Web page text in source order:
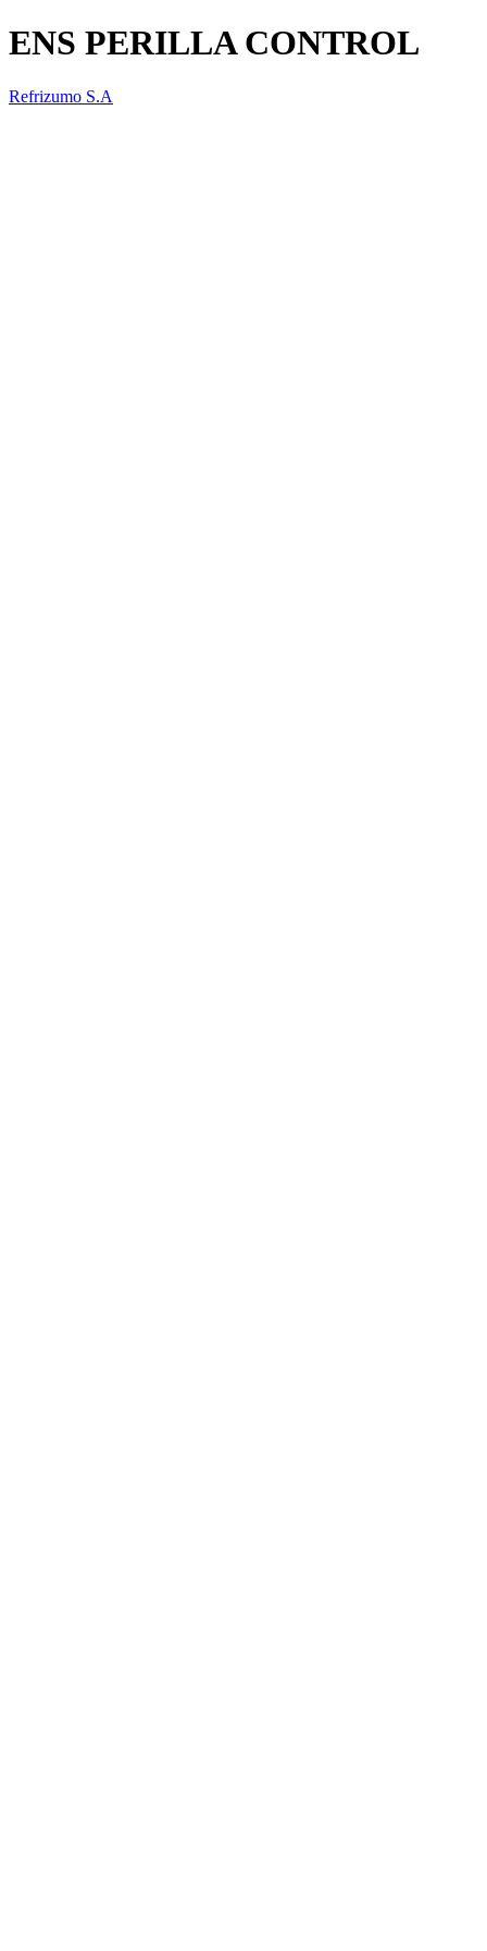
ENS PERILLA CONTROL
Refrizumo S.A